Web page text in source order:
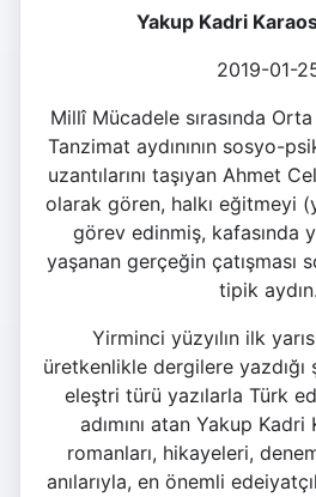
Yakup Kadri
2019-01-
Millî Mücadele sırasında
Tanzimat aydınının sosyo-
uzantılarını taşıyan Ahmet
olarak gören, halkı eğitmeyi
görev edinmiş, kafasında
yaşanan gerçeğin çatışması
tipik aydın.
Yirminci yüzyılın ilk
üretkenlikle dergilere
eleştri türü yazılarla Türk
adımını atan Yakup
romanları, hikayeleri,
anılarıyla, en önemli